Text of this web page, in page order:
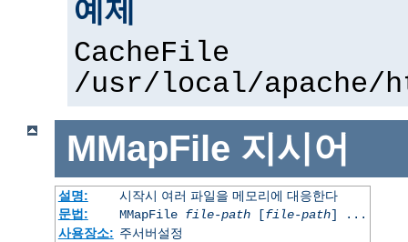
예제
CacheFile
/usr/local/apache/
MMapFile 지시어
설명:
시작시 여러 파일을 메모리에 대응한다
문법:
MMapFile file-path[file-path] ...
사용장소: 주서버설정